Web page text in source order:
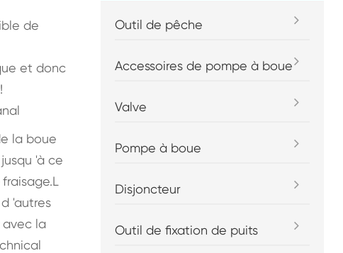
de
et donc
la boue
'à ce
'autres
avec la
Outil de pêche
Accessoires de pompe à boue
Valve
Pompe à boue
Disjoncteur
Outil de fixation de puits